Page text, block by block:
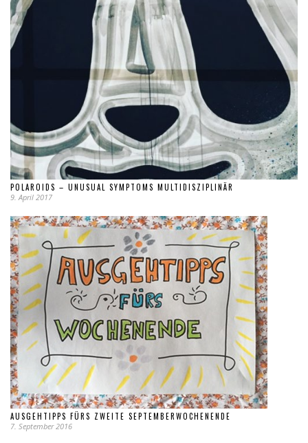
POLAROIDS – UNUSUAL SYMPTOMS MULTIDISZIPLINÄR
9. April 2017
AUSGEHTIPPS FÜRS ZWEITE SEPTEMBERWOCHENENDE
7. September 2016